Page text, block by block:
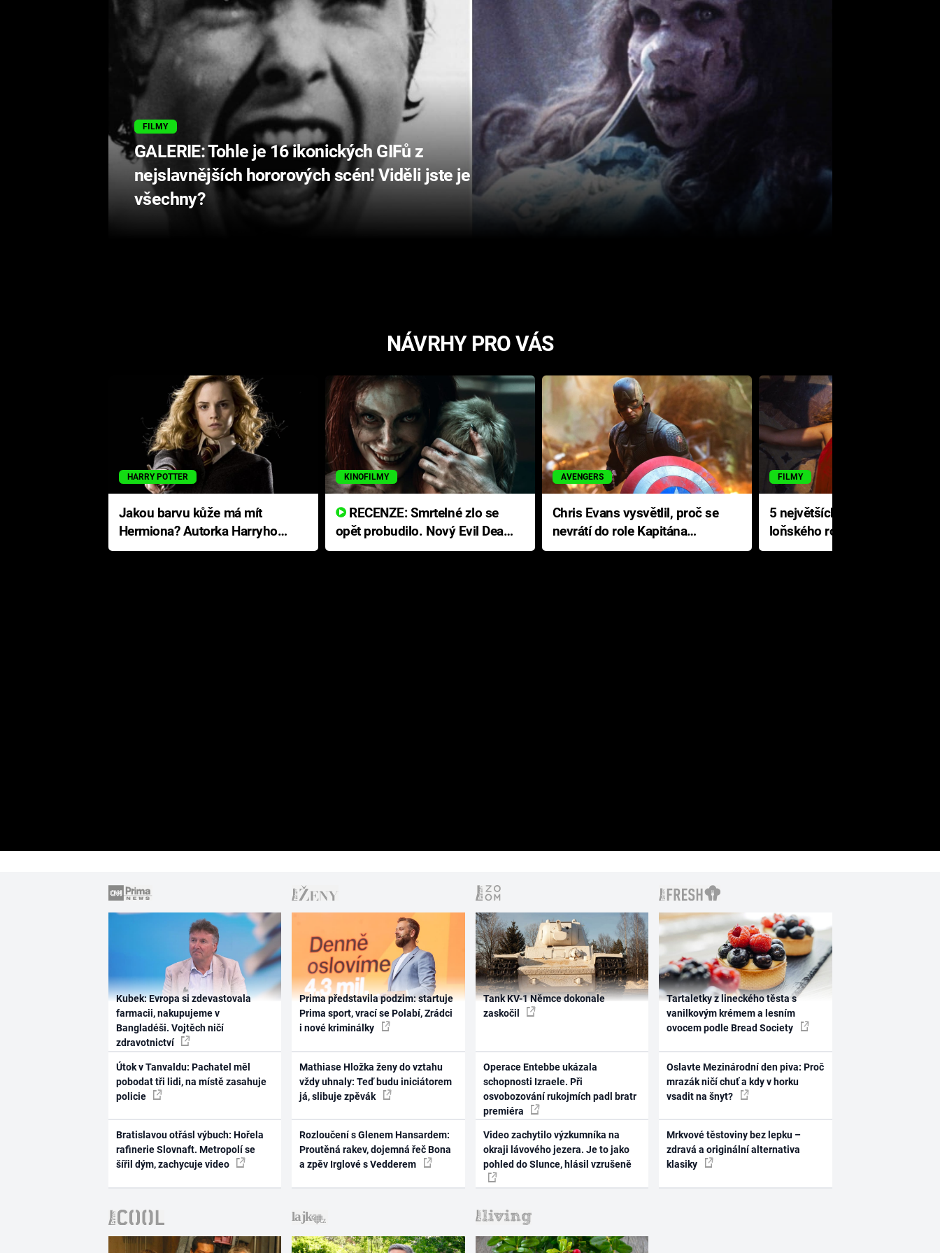
FILMY
GALERIE: Tohle je 16 ikonických GIFů z
nejslavnějších hororových scén! Viděli jste je
všechny?
NÁVRHY PRO VÁS
HARRY POTTER
Jakou barvu kůže má mít
Hermiona? Autorka Harryho
Pottera přišla s ráznou
KINOFILMY
RECENZE: Smrtelné zlo se
opět probudilo. Nový Evil Dead
přichází s neodolatelnou
AVENGERS
Chris Evans vysvětlil, proč se
nevrátí do role Kapitána
Ameriky
FILMY
5 největších propadáků
loňského roku: Disney na
jediné katastrofě prodělal 200
Kubek: Evropa si zdevastovala
farmacii, nakupujeme v
Bangladéši. Vojtěch ničí
zdravotnictví
Útok v Tanvaldu: Pachatel měl
pobodat tři lidi, na místě zasahuje
policie
Bratislavou otřásl výbuch: Hořela
rafinerie Slovnaft. Metropolí se
šířil dým, zachycuje video
Prima představila podzim: startuje
Prima sport, vrací se Polabí, Zrádci
i nové kriminálky
Mathiase Hložka ženy do vztahu
vždy uhnaly: Teď budu iniciátorem
já, slibuje zpěvák
Rozloučení s Glenem Hansardem:
Proutěná rakev, dojemná řeč Bona
a zpěv Irglové s Vedderem
Tank KV-1 Němce dokonale
zaskočil
Operace Entebbe ukázala
schopnosti Izraele. Při
osvobozování rukojmích padl bratr
premiéra
Video zachytilo výzkumníka na
okraji lávového jezera. Je to jako
pohled do Slunce, hlásil vzrušeně
Tartaletky z lineckého těsta s
vanilkovým krémem a lesním
ovocem podle Bread Society
Oslavte Mezinárodní den piva: Proč
mrazák ničí chuť a kdy v horku
vsadit na šnyt?
Mrkvové těstoviny bez lepku –
zdravá a originální alternativa
klasiky